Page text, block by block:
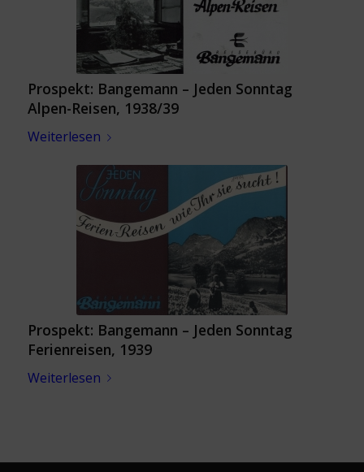
Prospekt: Bangemann – Jeden Sonntag
Alpen-Reisen, 1938/39
Weiterlesen
Prospekt: Bangemann – Jeden Sonntag
Ferienreisen, 1939
Weiterlesen